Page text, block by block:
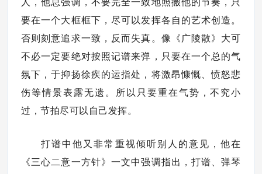
人，他总强调，不要完全一致地照搬他的节奏，只
要在一个大框框下，尽可以发挥各自的艺术创造。
否则刻意追求一致，反而失真。像《广陵散》大可
不必一定要绝对按照记谱来弹，只要在一个总的气
氛下，于抑扬徐疾的运指处，将激昂慷慨、愤怒悲
伤等情景表露无遗。所以只要重在气势，不究小
过，节拍尽可以自己发挥。
打谱中他又非常重视倾听别人的意见，他在
《三心二意一方针》一文中强调指出，打谱、弹琴